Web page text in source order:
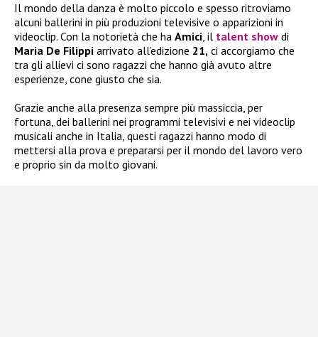
Il mondo della danza è molto piccolo e spesso ritroviamo
alcuni ballerini in più produzioni televisive o apparizioni in
videoclip. Con la notorietà che ha Amici, il talent show di
Maria De Filippi arrivato all’edizione 21, ci accorgiamo che
tra gli allievi ci sono ragazzi che hanno già avuto altre
esperienze, cone giusto che sia.
Grazie anche alla presenza sempre più massiccia, per
fortuna, dei ballerini nei programmi televisivi e nei videoclip
musicali anche in Italia, questi ragazzi hanno modo di
mettersi alla prova e prepararsi per il mondo del lavoro vero
e proprio sin da molto giovani.